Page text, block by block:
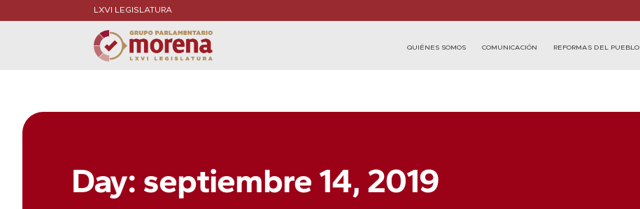
LXVI LEGISLATURA
QUIÉNES SOMOS COMUNICACIÓN REFORMAS DEL PUEBLO
Day: septiembre 14, 2019